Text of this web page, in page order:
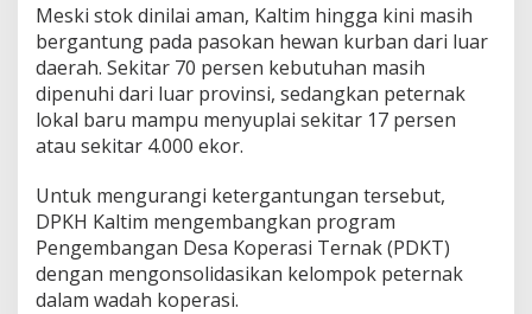
Meski stok dinilai aman, Kaltim hingga kini masih
bergantung pada pasokan hewan kurban dari luar
daerah. Sekitar 70 persen kebutuhan masih
dipenuhi dari luar provinsi, sedangkan peternak
lokal baru mampu menyuplai sekitar 17 persen
atau sekitar 4.000 ekor.
Untuk mengurangi ketergantungan tersebut,
DPKH Kaltim mengembangkan program
Pengembangan Desa Koperasi Ternak (PDKT)
dengan mengonsolidasikan kelompok peternak
dalam wadah koperasi.